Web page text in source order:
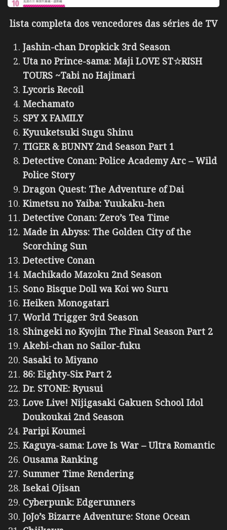
lista completa dos vencedores das séries de TV
Jashin-chan Dropkick 3rd Season
Uta no Prince-sama: Maji LOVE ST☆RISH
TOURS ~Tabi no Hajimari
Lycoris Recoil
Mechamato
SPY X FAMILY
Kyuuketsuki Sugu Shinu
TIGER & BUNNY 2nd Season Part 1
Detective Conan: Police Academy Arc – Wild
Police Story
Dragon Quest: The Adventure of Dai
Kimetsu no Yaiba: Yuukaku-hen
Detective Conan: Zero’s Tea Time
Made in Abyss: The Golden City of the
Scorching Sun
Detective Conan
Machikado Mazoku 2nd Season
Sono Bisque Doll wa Koi wo Suru
Heiken Monogatari
World Trigger 3rd Season
Shingeki no Kyojin The Final Season Part 2
Akebi-chan no Sailor-fuku
Sasaki to Miyano
86: Eighty-Six Part 2
Dr. STONE: Ryusui
Love Live! Nijigasaki Gakuen School Idol
Doukoukai 2nd Season
Paripi Koumei
Kaguya-sama: Love Is War – Ultra Romantic
Ousama Ranking
Summer Time Rendering
Isekai Ojisan
Cyberpunk: Edgerunners
JoJo’s Bizarre Adventure: Stone Ocean